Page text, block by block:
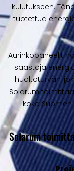
kulutukseen.
tuotettua
Aurinkopaneelit
säästöjä
huoltoturvan,
Solarum
koko
Solarum